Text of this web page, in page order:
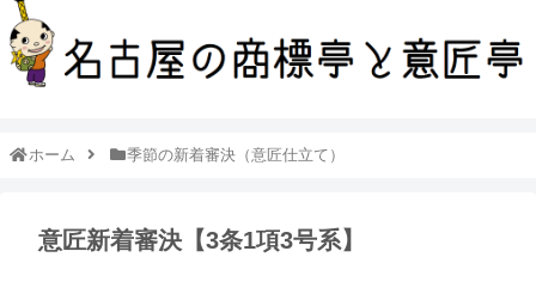
ホーム 季節の新着審決（意匠仕立て）
意匠新着審決【3条1項3号系】